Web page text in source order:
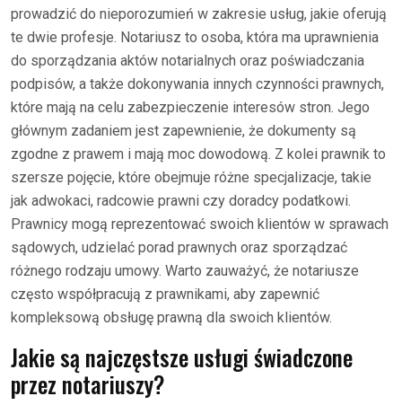
prowadzić do nieporozumień w zakresie usług, jakie oferują
te dwie profesje. Notariusz to osoba, która ma uprawnienia
do sporządzania aktów notarialnych oraz poświadczania
podpisów, a także dokonywania innych czynności prawnych,
które mają na celu zabezpieczenie interesów stron. Jego
głównym zadaniem jest zapewnienie, że dokumenty są
zgodne z prawem i mają moc dowodową. Z kolei prawnik to
szersze pojęcie, które obejmuje różne specjalizacje, takie
jak adwokaci, radcowie prawni czy doradcy podatkowi.
Prawnicy mogą reprezentować swoich klientów w sprawach
sądowych, udzielać porad prawnych oraz sporządzać
różnego rodzaju umowy. Warto zauważyć, że notariusze
często współpracują z prawnikami, aby zapewnić
kompleksową obsługę prawną dla swoich klientów.
Jakie są najczęstsze usługi świadczone
przez notariuszy?